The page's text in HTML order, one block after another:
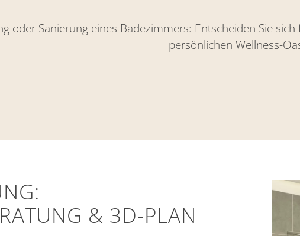
oder Sanierung eines Badezimmers: Entscheiden Sie
persönlichen Wellness-
& 3D-PLAN